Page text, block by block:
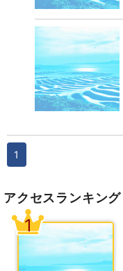
1
アクセスランキング
1